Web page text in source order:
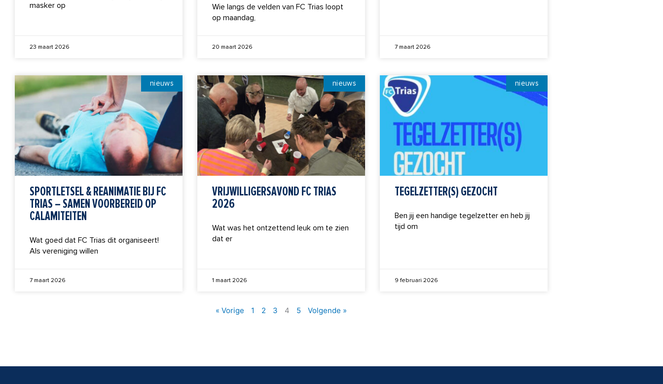
masker op
23 maart 2026
Wie langs de velden van FC Trias loopt
op maandag,
20 maart 2026 7 maart 2026
nieuws
SPORTLETSEL & REANIMATIE BIJ FC
TRIAS – SAMEN VOORBEREID OP
CALAMITEITEN
Wat goed dat FC Trias dit organiseert!
Als vereniging willen
7 maart 2026
nieuws
VRIJWILLIGERSAVOND FC TRIAS
2026
Wat was het ontzettend leuk om te zien
dat er
1 maart 2026
nieuws
TEGELZETTER(S) GEZOCHT
Ben jij een handige tegelzetter en heb jij
tijd om
9 februari 2026
« Vorige 1 2 3 4 5 Volgende »